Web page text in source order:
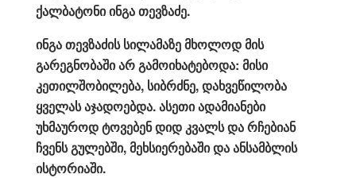
ქალბატონი ინგა თევზაძე.
ინგა თევზაძის სილამაზე მხოლოდ მის
გარეგნობაში არ გამოიხატებოდა: მისი
კეთილშობილება, სიბრძნე, დახვეწილობა
ყველას აჯადოებდა. ასეთი ადამიანები
უხმაუროდ ტოვებენ დიდ კვალს და რჩებიან
ჩვენს გულებში, მეხსიერებაში და ანსამბლის
ისტორიაში.